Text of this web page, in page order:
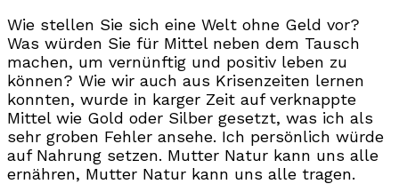
Wie stellen Sie sich eine Welt ohne Geld vor?
Was würden Sie für Mittel neben dem Tausch
machen, um vernünftig und positiv leben zu
können? Wie wir auch aus Krisenzeiten lernen
konnten, wurde in karger Zeit auf verknappte
Mittel wie Gold oder Silber gesetzt, was ich als
sehr groben Fehler ansehe. Ich persönlich würde
auf Nahrung setzen. Mutter Natur kann uns alle
ernähren, Mutter Natur kann uns alle tragen.